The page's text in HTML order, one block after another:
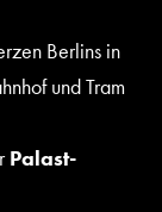
Berlins in
und Tram
Palast-